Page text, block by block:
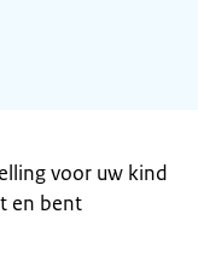
voor uw kind
en bent